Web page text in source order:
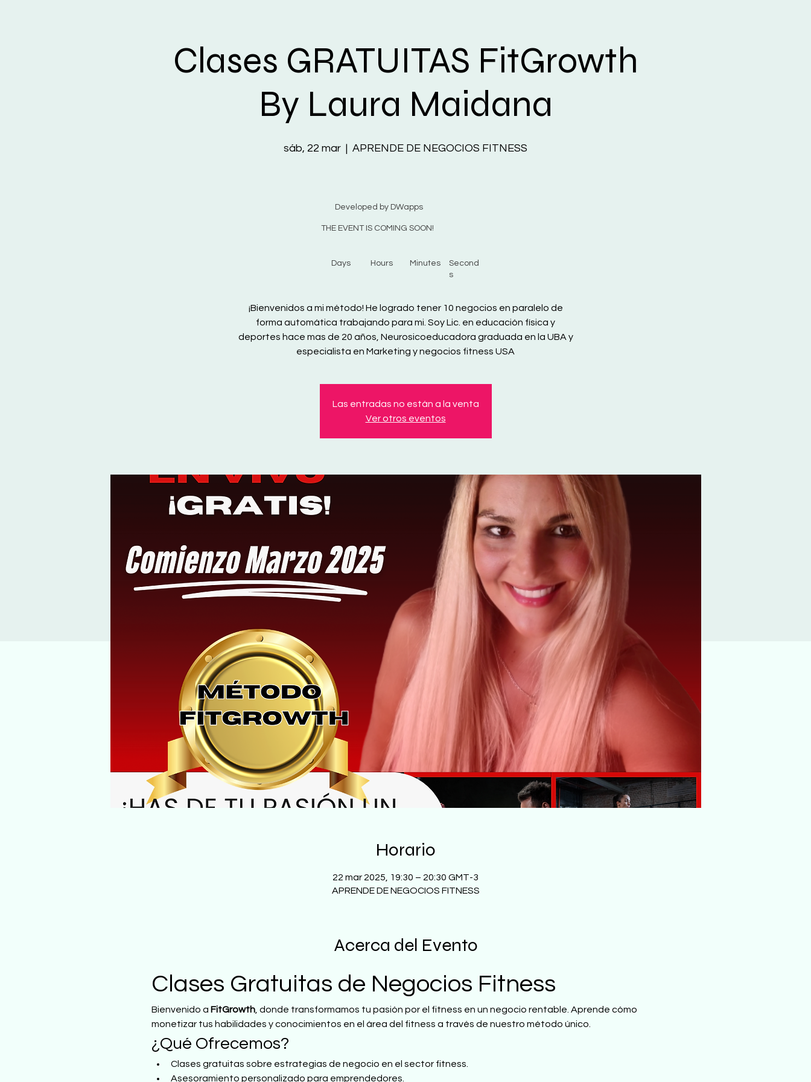
Clases GRATUITAS FitGrowth
By Laura Maidana
sáb, 22 mar
  |
APRENDE DE NEGOCIOS FITNESS
Second
s
Minutes
Hours
Days
THE EVENT IS COMING SOON!
Developed by DWapps
¡Bienvenidos a mi método! He logrado tener 10 negocios en paralelo de
forma automática trabajando para mi. Soy Lic. en educación física y
deportes hace mas de 20 años, Neurosicoeducadora graduada en la UBA y
especialista en Marketing y negocios fitness USA
Las entradas no están a la venta
Ver otros eventos
Horario
22 mar 2025, 19:30 – 20:30 GMT-3
APRENDE DE NEGOCIOS FITNESS
Acerca del Evento
Clases Gratuitas de Negocios Fitness
Bienvenido a FitGrowth, donde transformamos tu pasión por el fitness en un negocio rentable. Aprende cómo
monetizar tus habilidades y conocimientos en el área del fitness a través de nuestro método único.
¿Qué Ofrecemos?
Clases gratuitas sobre estrategias de negocio en el sector fitness.
Asesoramiento personalizado para emprendedores.